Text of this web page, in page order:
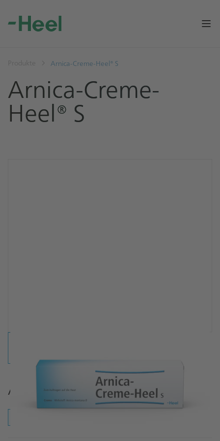
Produkte Arnica-Creme-Heel® S
Arnica-Creme-
Heel® S
Arnica-Creme-Heel® S Creme